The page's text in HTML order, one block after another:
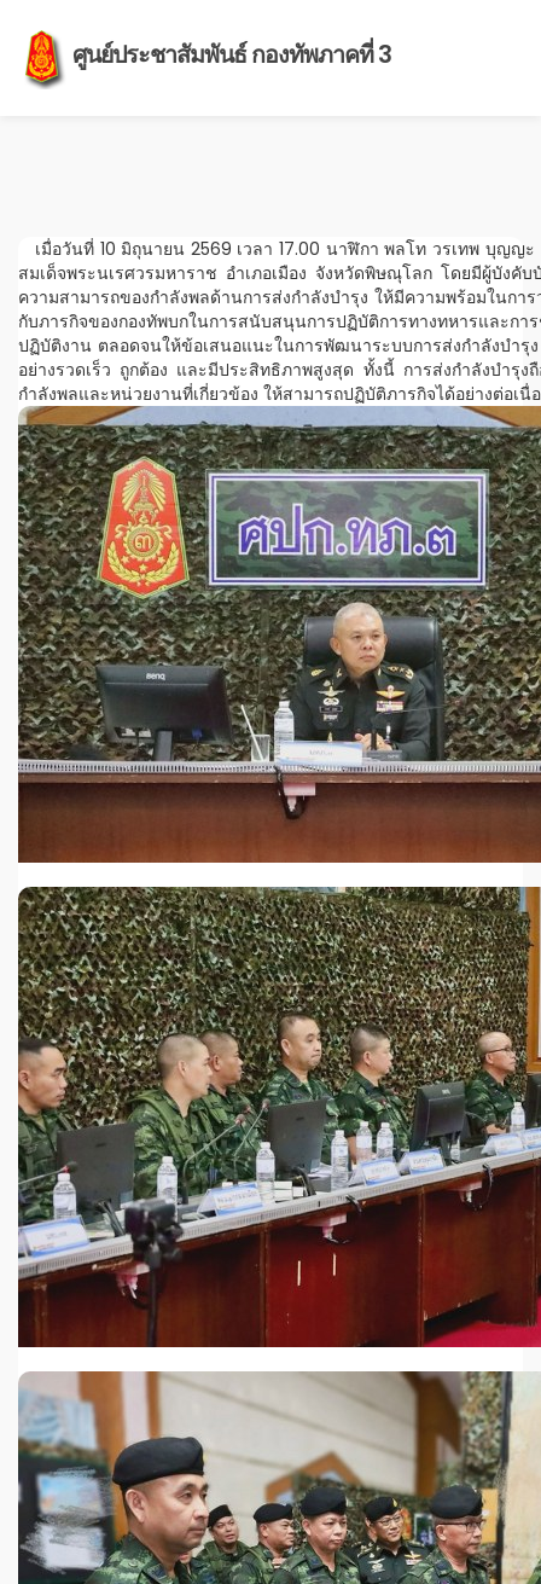
ศูนย์ประชาสัมพันธ์ กองทัพภาคที่ 3
เมื่อวันที่ 10 มิถุนายน 2569 เวลา 17.00 นาฬิกา พลโท วรเทพ บุญญ
สมเด็จพระนเรศวรมหาราช อำเภอเมือง จังหวัดพิษณุโลก โดยมีผู้บังคั
ความสามารถของกำลังพลด้านการส่งกำลังบำรุง ให้มีความพร้อมใน
กับภารกิจของกองทัพบกในการสนับสนุนการปฏิบัติการทางทหารและ
ปฏิบัติงาน ตลอดจนให้ข้อเสนอแนะในการพัฒนาระบบการส่งกำลังบำ
อย่างรวดเร็ว ถูกต้อง และมีประสิทธิภาพสูงสุด ทั้งนี้ การส่งกำลังบำรุ
กำลังพลและหน่วยงานที่เกี่ยวข้อง ให้สามารถปฏิบัติภารกิจได้อย่างต่อเ